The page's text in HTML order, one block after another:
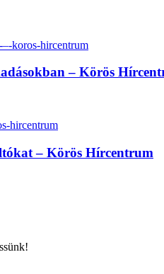
– Körös
– Körös Hírcentrum